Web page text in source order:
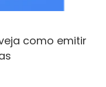
veja como emitir